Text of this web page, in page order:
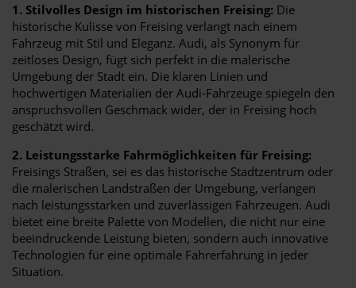
1. Stilvolles Design im historischen Freising: Die
historische Kulisse von Freising verlangt nach einem
Fahrzeug mit Stil und Eleganz. Audi, als Synonym für
zeitloses Design, fügt sich perfekt in die malerische
Umgebung der Stadt ein. Die klaren Linien und
hochwertigen Materialien der Audi-Fahrzeuge spiegeln den
anspruchsvollen Geschmack wider, der in Freising hoch
geschätzt wird.
2. Leistungsstarke Fahrmöglichkeiten für Freising:
Freisings Straßen, sei es das historische Stadtzentrum oder
die malerischen Landstraßen der Umgebung, verlangen
nach leistungsstarken und zuverlässigen Fahrzeugen. Audi
bietet eine breite Palette von Modellen, die nicht nur eine
beeindruckende Leistung bieten, sondern auch innovative
Technologien für eine optimale Fahrerfahrung in jeder
Situation.